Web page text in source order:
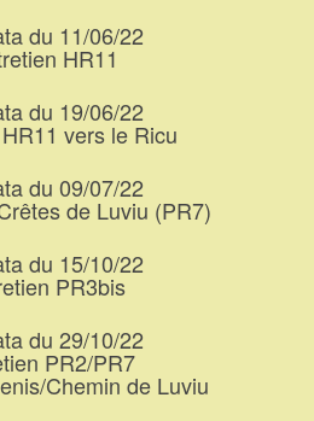
du 11/06/22
HR11
du 19/06/22
vers le Ricu
du 09/07/22
de Luviu (PR7)
du 15/10/22
PR3bis
du 29/10/22
PR2/PR7
Chemin de Luviu